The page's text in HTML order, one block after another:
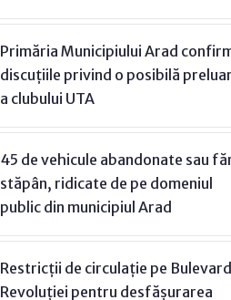
Primăria Municipiului Arad
discuțiile privind o posibilă
a clubului UTA
45 de vehicule abandonate sau
stăpân, ridicate de pe domeniul
public din municipiul Arad
Restricții de circulație pe
Revoluției pentru desfășurarea